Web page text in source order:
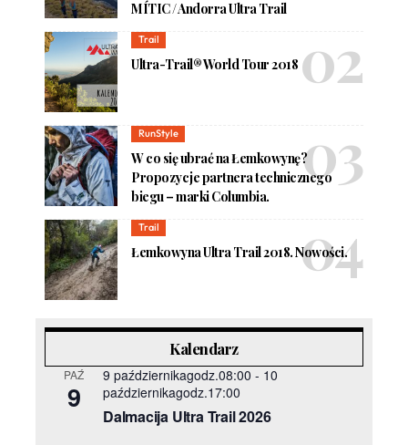
MÍTIC / Andorra Ultra Trail
Trail
Ultra-Trail® World Tour 2018
RunStyle
W co się ubrać na Łemkowynę?
Propozycje partnera technicznego
biegu – marki Columbia.
Trail
Łemkowyna Ultra Trail 2018. Nowości.
Kalendarz
PAŹ
9
9 październikagodz.08:00 - 10
październikagodz.17:00
Dalmacija Ultra Trail 2026